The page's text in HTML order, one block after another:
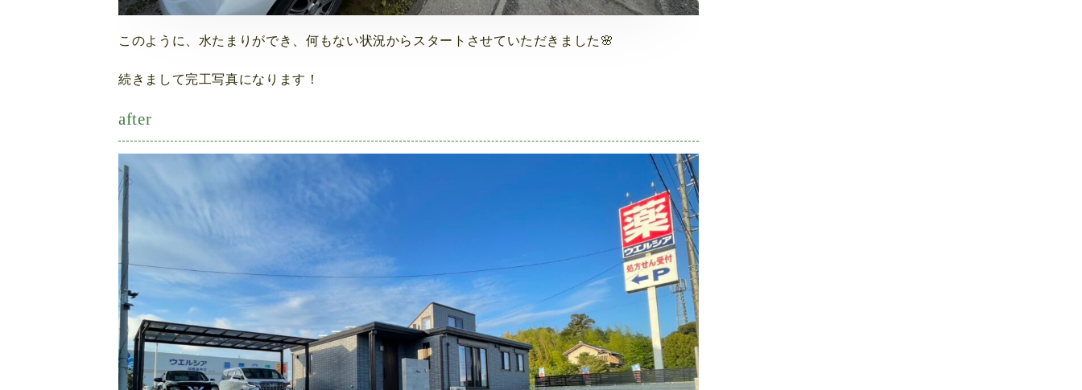
このように、水たまりができ、何もない状況からスタートさせていただきました🌸
続きまして完工写真になります！
after